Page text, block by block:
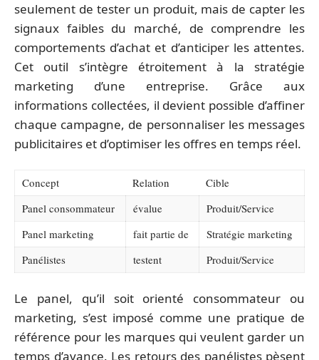
seulement de tester un produit, mais de capter les
signaux faibles du marché, de comprendre les
comportements d’achat et d’anticiper les attentes.
Cet outil s’intègre étroitement à la stratégie
marketing d’une entreprise. Grâce aux
informations collectées, il devient possible d’affiner
chaque campagne, de personnaliser les messages
publicitaires et d’optimiser les offres en temps réel.
Concept Relation
Cible
Panel consommateur
évalue
Produit/Service
Panel marketing
fait partie de
Stratégie marketing
Panélistes
testent Produit/Service
Le panel, qu’il soit orienté consommateur ou
marketing, s’est imposé comme une pratique de
référence pour les marques qui veulent garder un
temps d’avance. Les retours des panélistes pèsent